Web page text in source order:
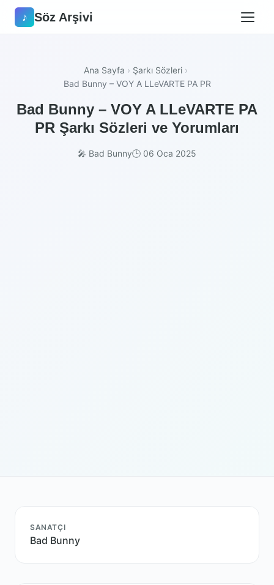
♪ Söz Arşivi
Ana Sayfa › Şarkı Sözleri ›
Bad Bunny – VOY A LLeVARTE PA PR
Bad Bunny – VOY A LLeVARTE PA
PR Şarkı Sözleri ve Yorumları
🎤 Bad Bunny🕒 06 Oca 2025
SANATÇI
Bad Bunny